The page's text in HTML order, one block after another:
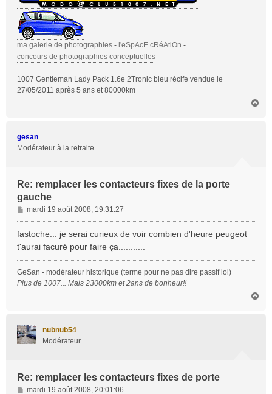
ma galerie de photographies - l'eSpAcE cRéAtiOn -
concours de photographies conceptuelles
1007 Gentleman Lady Pack 1.6e 2Tronic bleu récife vendue le
27/05/2011 après 5 ans et 80000km
gesan
Modérateur à la retraite
Re: remplacer les contacteurs fixes de la porte
gauche
M
e
s
e
mardi 19 août 2008, 19:31:27
fastoche... je serai curieux de voir combien d'heure peugeot
t'aurai facuré pour faire ça...........
GeSan - modérateur historique (terme pour ne pas dire passif lol)
Plus de 1007... Mais 23000km et 2ans de bonheur!!
nubnub54
Modérateur
Re: remplacer les contacteurs fixes de porte
M
mardi 19 août 2008, 20:01:06